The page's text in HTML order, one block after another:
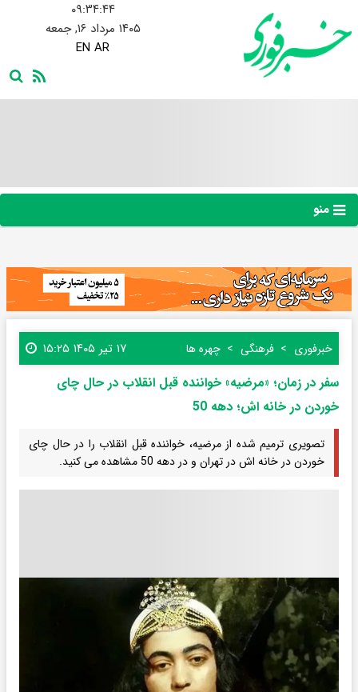
۰۹:۳۴:۴۵
۱۴۰۵ مرداد ۱۶, جمعه
EN AR
منو
خبرفوری فرهنگی چهره ها ۱۷ تیر ۱۴۰۵ ۱۵:۲۵
سفر در زمان؛ «مرضیه» خواننده قبل انقلاب در حال چای
خوردن در خانه اش؛ دهه 50
تصویری ترمیم شده از مرضیه، خواننده قبل انقلاب را در حال چای
خوردن در خانه اش در تهران و در دهه 50 مشاهده می کنید.